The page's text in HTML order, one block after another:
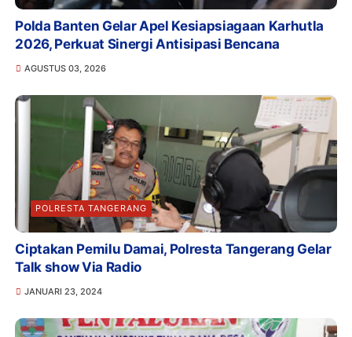
Polda Banten Gelar Apel Kesiapsiagaan Karhutla
2026, Perkuat Sinergi Antisipasi Bencana
AGUSTUS 03, 2026
POLRESTA TANGERANG
Ciptakan Pemilu Damai, Polresta Tangerang Gelar
Talk show Via Radio
JANUARI 23, 2024